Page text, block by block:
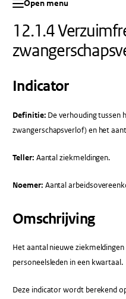
Open menu
12.1.4
Indicator
Definitie: De verhouding tussen
zwangerschapsverlof) en het
Teller: Aantal ziekmeldingen.
Noemer: Aantal
Omschrijving
Het aantal nieuwe
personeelsleden in een kwartaal.
Deze indicator wordt berekend